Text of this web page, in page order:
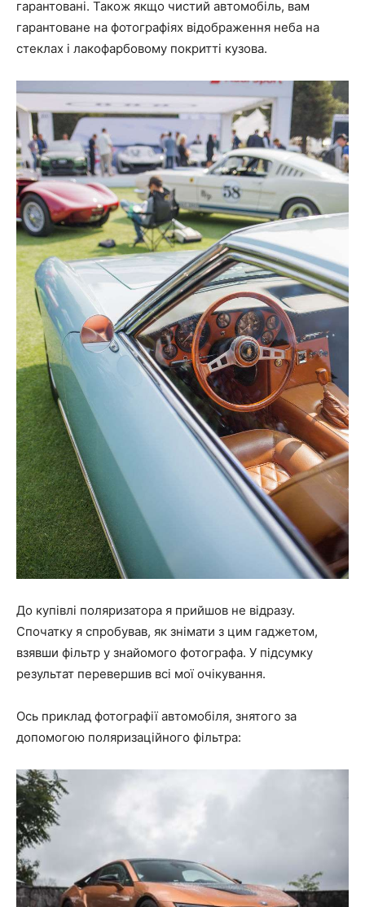
гарантовані. Також якщо чистий автомобіль, вам
гарантоване на фотографіях відображення неба на
стеклах і лакофарбовому покритті кузова.
До купівлі поляризатора я прийшов не відразу.
Спочатку я спробував, як знімати з цим гаджетом,
взявши фільтр у знайомого фотографа. У підсумку
результат перевершив всі мої очікування.
Ось приклад фотографії автомобіля, знятого за
допомогою поляризаційного фільтра: